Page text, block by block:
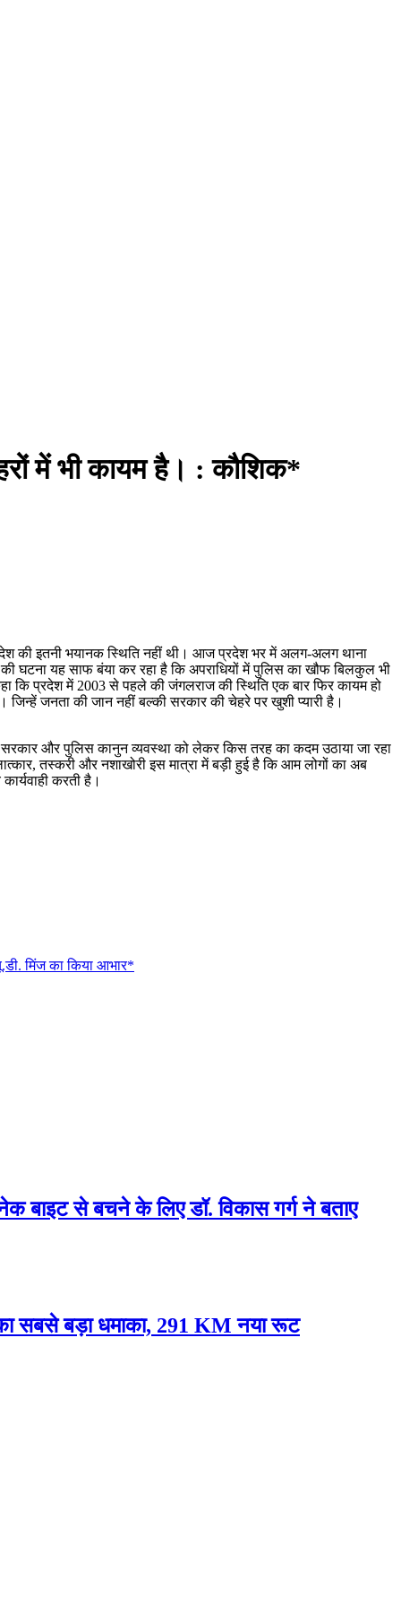
में भी कायम है। : कौशिक*
की इतनी भयानक स्थिति नहीं थी। आज प्रदेश भर में अलग-अलग थाना
घटना यह साफ बंया कर रहा है कि अपराधियों में पुलिस का खौफ बिलकुल भी
कि प्रदेश में 2003 से पहले की जंगलराज की स्थिति एक बार फिर कायम हो
जनता की जान नहीं बल्की सरकार की चेहरे पर खुशी प्यारी है।
और पुलिस कानुन व्यवस्था को लेकर किस तरह का कदम उठाया जा रहा
तस्करी और नशाखोरी इस मात्रा में बड़ी हुई है कि आम लोगों का अब
करती है।
मिंज का किया आभार*
बाइट से बचने के लिए डॉ. विकास गर्ग ने बताए
सबसे बड़ा धमाका, 291 KM नया रूट